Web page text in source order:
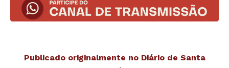
Publicado originalmente no Diário de Santa